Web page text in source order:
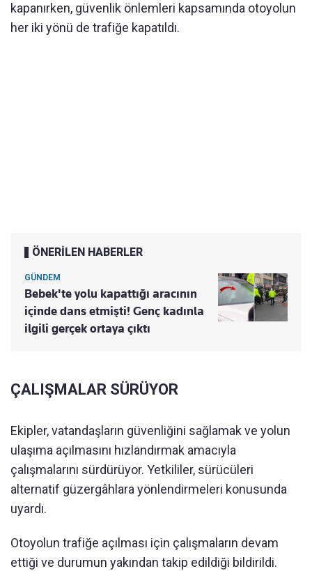
kapanırken, güvenlik önlemleri kapsamında otoyolun
her iki yönü de trafiğe kapatıldı.
ÖNERİLEN HABERLER
GÜNDEM
Bebek'te yolu kapattığı aracının
içinde dans etmişti! Genç kadınla
ilgili gerçek ortaya çıktı
ÇALIŞMALAR SÜRÜYOR
Ekipler, vatandaşların güvenliğini sağlamak ve yolun
ulaşıma açılmasını hızlandırmak amacıyla
çalışmalarını sürdürüyor. Yetkililer, sürücüleri
alternatif güzergâhlara yönlendirmeleri konusunda
uyardı.
Otoyolun trafiğe açılması için çalışmaların devam
ettiği ve durumun yakından takip edildiği bildirildi.